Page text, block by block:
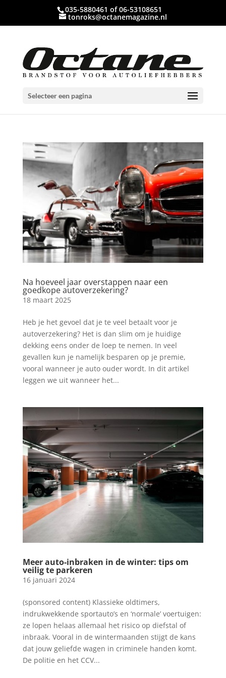
035-5880461 of 06-53108651
tonroks@octanemagazine.nl
Selecteer een pagina
Na hoeveel jaar overstappen naar een
goedkope autoverzekering?
18 maart 2025
Heb je het gevoel dat je te veel betaalt voor je
autoverzekering? Het is dan slim om je huidige
dekking eens onder de loep te nemen. In veel
gevallen kun je namelijk besparen op je premie,
vooral wanneer je auto ouder wordt. In dit artikel
leggen we uit wanneer het...
Meer auto-inbraken in de winter: tips om
veilig te parkeren
16 januari 2024
(sponsored content) Klassieke oldtimers,
indrukwekkende sportauto’s en ‘normale’ voertuigen:
ze lopen helaas allemaal het risico op diefstal of
inbraak. Vooral in de wintermaanden stijgt de kans
dat jouw geliefde wagen in criminele handen komt.
De politie en het CCV...